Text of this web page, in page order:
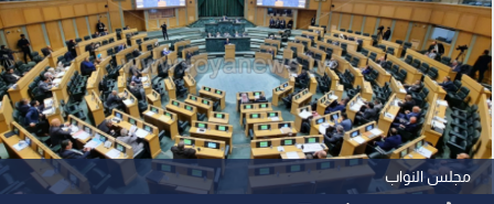
مجلس النواب